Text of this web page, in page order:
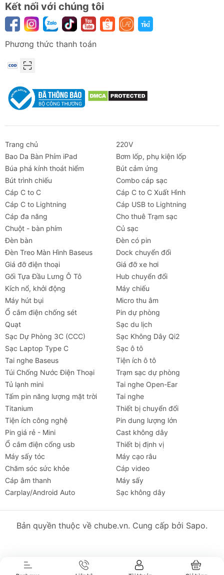
Kết nối với chúng tôi
Phương thức thanh toán
Trang chủ
220V
Bao Da Bàn Phím iPad
Bơm lốp, phụ kiện lốp
Búa phá kính thoát hiểm
Bút cảm ứng
Bút trình chiếu
Combo cáp sạc
Cáp C to C
Cáp C to C Xuất Hình
Cáp C to Lightning
Cáp USB to Lightning
Cáp đa năng
Cho thuê Trạm sạc
Chuột - bàn phím
Củ sạc
Đèn bàn
Đèn có pin
Đèn Treo Màn Hình Baseus
Dock chuyển đổi
Giá đỡ điện thoại
Giá đỡ xe hơi
Gối Tựa Đầu Lưng Ô Tô
Hub chuyển đổi
Kích nổ, khởi động
Máy chiếu
Máy hút bụi
Micro thu âm
Ổ cắm điện chống sét
Pin dự phòng
Quạt
Sạc du lịch
Sạc Dự Phòng 3C (CCC)
Sạc Không Dây Qi2
Sạc Laptop Type C
Sạc ô tô
Tai nghe Baseus
Tiện ích ô tô
Túi Chống Nước Điện Thoại
Trạm sạc dự phòng
Tủ lạnh mini
Tai nghe Open-Ear
Tấm pin năng lượng mặt trời
Tai nghe
Titanium
Thiết bị chuyển đổi
Tiện ích công nghệ
Pin dung lượng lớn
Pin giá rẻ - Mini
Cast không dây
Ổ cắm điện cổng usb
Thiết bị định vị
Máy sấy tóc
Máy cạo râu
Chăm sóc sức khỏe
Cáp video
Cáp âm thanh
Máy sấy
Carplay/Android Auto
Sạc không dây
Bản quyền thuộc về chube.vn. Cung cấp bởi Sapo.